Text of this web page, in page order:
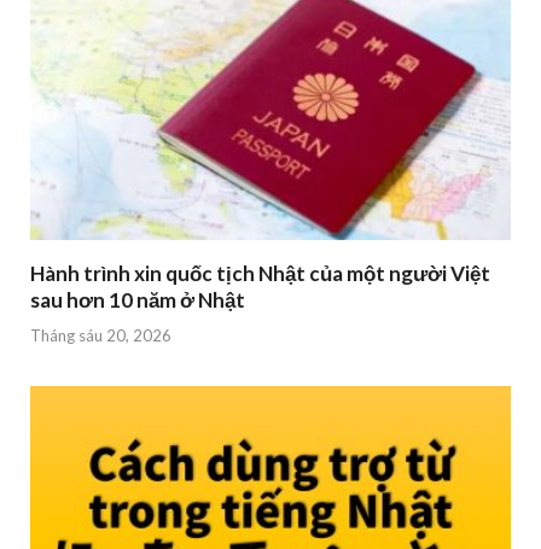
Hành trình xin quốc tịch Nhật của một người Việt
sau hơn 10 năm ở Nhật
Tháng sáu 20, 2026